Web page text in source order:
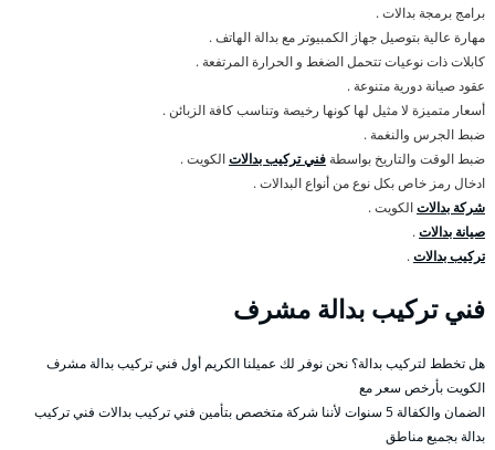
برامج برمجة بدالات .
مهارة عالية بتوصيل جهاز الكمبيوتر مع بدالة الهاتف .
كابلات ذات نوعيات تتحمل الضغط و الحرارة المرتفعة .
عقود صيانة دورية متنوعة .
أسعار متميزة لا مثيل لها كونها رخيصة وتناسب كافة الزبائن .
ضبط الجرس والنغمة .
ضبط الوقت والتاريخ بواسطة فني تركيب بدالاتالكويت .
ادخال رمز خاص بكل نوع من أنواع البدالات .
شركة بدالاتالكويت .
صيانة بدالات.
تركيب بدالات.
فني تركيب بدالة مشرف
هل تخطط لتركيب بدالة؟ نحن نوفر لك عميلنا الكريم أول فني تركيب بدالة مشرف
الكويت بأرخص سعر مع
الضمان والكفالة 5 سنوات لأننا شركة متخصص بتأمين فني تركيب بدالات فني تركيب
بدالة بجميع مناطق